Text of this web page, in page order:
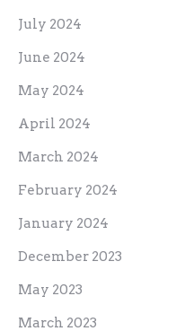
July 2024
June 2024
May 2024
April 2024
March 2024
February 2024
January 2024
December 2023
May 2023
March 2023